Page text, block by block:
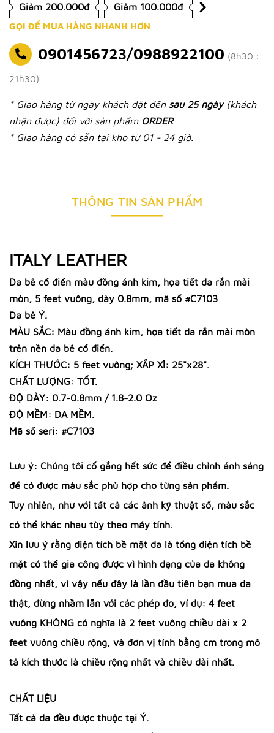
Giảm 200.000đ Giảm 100.000đ
GỌI ĐỂ MUA HÀNG NHANH HƠN
0901456723/0988922100 (8h30 :
21h30)
* Giao hàng từ ngày khách đặt đến sau 25 ngày (khách
nhận được) đối với sản phẩm ORDER
* Giao hàng có sẵn tại kho từ 01 - 24 giờ.
THÔNG TIN SẢN PHẨM
ITALY LEATHER
Da bê cổ điển màu đồng ánh kim, họa tiết da rắn mài
mòn, 5 feet vuông, dày 0.8mm, mã số #C7103
Da bê Ý.
MÀU SẮC: Màu đồng ánh kim, họa tiết da rắn mài mòn
trên nền da bê cổ điển.
KÍCH THƯỚC: 5 feet vuông; XẤP XỈ: 25"x28".
CHẤT LƯỢNG: TỐT.
ĐỘ DÀY: 0.7-0.8mm / 1.8-2.0 Oz
ĐỘ MỀM: DA MỀM.
Mã số seri: #C7103
Lưu ý: Chúng tôi cố gắng hết sức để điều chỉnh ánh sáng
để có được màu sắc phù hợp cho từng sản phẩm.
Tuy nhiên, như với tất cả các ảnh kỹ thuật số, màu sắc
có thể khác nhau tùy theo máy tính.
Xin lưu ý rằng diện tích bề mặt da là tổng diện tích bề
mặt có thể gia công được vì hình dạng của da không
đồng nhất, vì vậy nếu đây là lần đầu tiên bạn mua da
thật, đừng nhầm lẫn với các phép đo, ví dụ: 4 feet
vuông KHÔNG có nghĩa là 2 feet vuông chiều dài x 2
feet vuông chiều rộng, và đơn vị tính bằng cm trong mô
tả kích thước là chiều rộng nhất và chiều dài nhất.
CHẤT LIỆU
Tất cả da đều được thuộc tại Ý.